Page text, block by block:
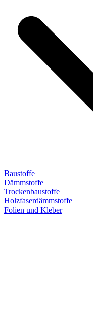
Baustoffe
Dämmstoffe
Trockenbaustoffe
Holzfaserdämmstoffe
Folien und Kleber